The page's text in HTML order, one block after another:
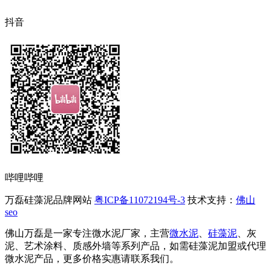
抖音
哔哩哔哩
万磊硅藻泥品牌网站 粤ICP备11072194号-3 技术支持： 佛山
seo
佛山万磊是一家专注微水泥厂家，主营微水泥 硅藻泥 、灰
泥、艺术涂料、质感外墙等系列产品，如需硅藻泥加盟或代理
微水泥产品，更多价格实惠请联系我们。